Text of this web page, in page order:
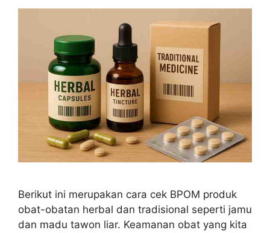
Berikut ini merupakan cara cek BPOM produk
obat-obatan herbal dan tradisional seperti jamu
dan madu tawon liar. Keamanan obat yang kita